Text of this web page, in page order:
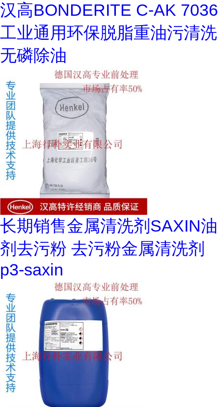
汉高BONDERITE C-AK 7036
工业通用环保脱脂重油污清洗
无磷除油
长期销售金属清洗剂SAXIN油
剂去污粉 去污粉金属清洗剂
p3-saxin